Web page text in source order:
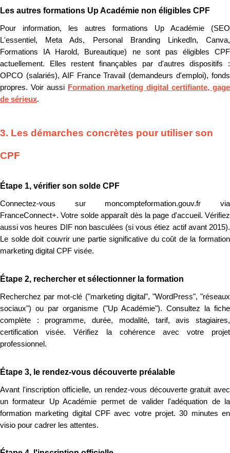
Les autres formations Up Académie non éligibles CPF
Pour information, les autres formations Up Académie (SEO
L'essentiel, Meta Ads, Personal Branding LinkedIn, Canva,
Formations IA Harold, Bureautique) ne sont pas éligibles CPF
actuellement. Elles restent finançables par d'autres dispositifs :
OPCO (salariés), AIF France Travail (demandeurs d'emploi), fonds
propres. Voir aussi Formation marketing digital certifiante, gage
de sérieux.
3. Les démarches concrètes pour utiliser son
CPF
Étape 1, vérifier son solde CPF
Connectez-vous sur moncompteformation.gouv.fr via
FranceConnect+. Votre solde apparaît dès la page d'accueil. Vérifiez
aussi vos heures DIF non basculées (si vous étiez actif avant 2015).
Le solde doit couvrir une partie significative du coût de la formation
marketing digital CPF visée.
Étape 2, rechercher et sélectionner la formation
Recherchez par mot-clé ("marketing digital", "WordPress", "réseaux
sociaux") ou par organisme ("Up Académie"). Consultez la fiche
complète : programme, durée, modalité, tarif, avis stagiaires,
certification visée. Vérifiez la cohérence avec votre projet
professionnel.
Étape 3, le rendez-vous découverte préalable
Avant l'inscription officielle, un rendez-vous découverte gratuit avec
un formateur Up Académie permet de valider l'adéquation de la
formation marketing digital CPF avec votre projet. 30 minutes en
visio pour cadrer les attentes.